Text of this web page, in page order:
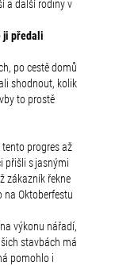
a další rodiny v
ji předali
po cestě domů
shodnout, kolik
to prostě
progres až
přišli s jasnými
zákazník řekne
na Oktoberfestu
výkonu nářadí,
stavbách má
pomohlo i